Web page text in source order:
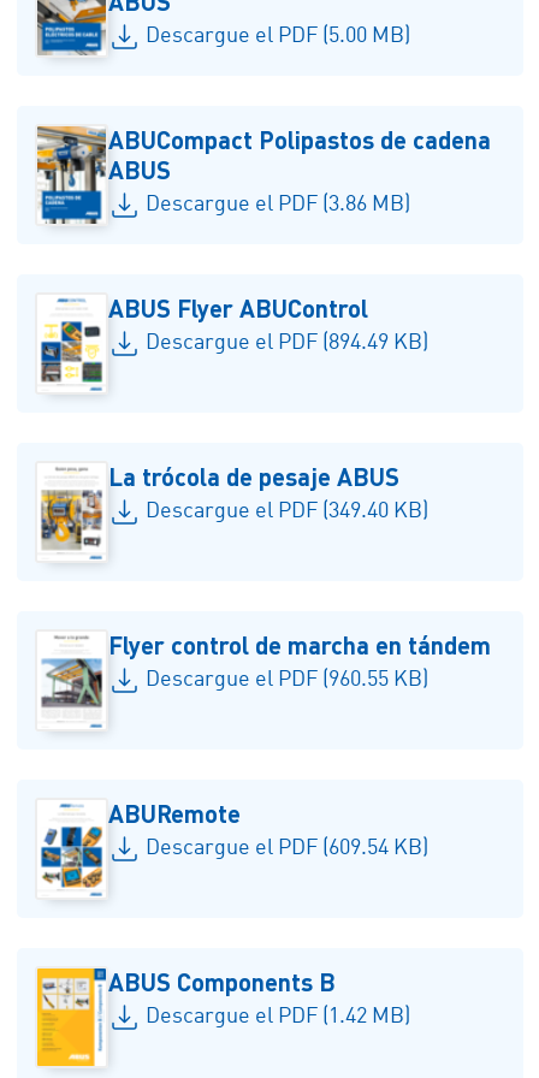
Descargue el PDF (5.00 MB)
ABUCompact Polipastos de cadena
ABUS
Descargue el PDF (3.86 MB)
ABUS Flyer ABUControl
Descargue el PDF (894.49 KB)
La trócola de pesaje ABUS
Descargue el PDF (349.40 KB)
Flyer control de marcha en tándem
Descargue el PDF (960.55 KB)
ABURemote
Descargue el PDF (609.54 KB)
ABUS Components B
Descargue el PDF (1.42 MB)